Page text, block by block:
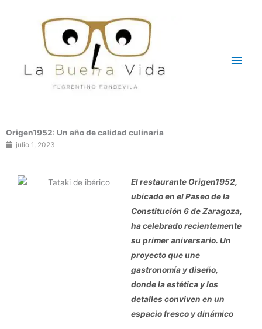
Origen1952: Un año de calidad culinaria
julio 1, 2023
El restaurante Origen1952,
ubicado en el Paseo de la
Constitución 6 de Zaragoza,
ha celebrado recientemente
su primer aniversario. Un
proyecto que une
gastronomía y diseño,
donde la estética y los
detalles conviven en un
espacio fresco y dinámico